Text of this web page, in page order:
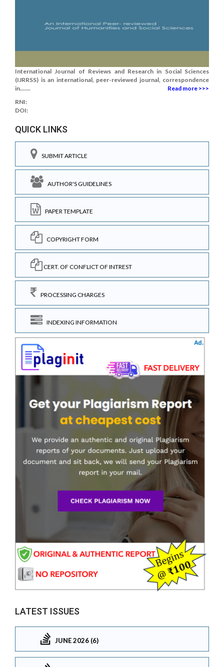
International Journal of Reviews and Research in Social Sciences
(IJRRSS) is an international, peer-reviewed journal, correspondence
in.......
Read more >>>
RNI:
DOI:
QUICK LINKS
SUBMIT ARTICLE
AUTHOR'S GUIDELINES
PAPER TEMPLATE
COPYRIGHT FORM
CERT. OF CONFLICT OF INTREST
PROCESSING CHARGES
INDEXING INFORMATION
LATEST ISSUES
JUNE 2026 (6)